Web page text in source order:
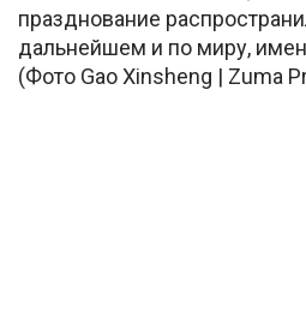
празднование
дальнейшем и по миру,
(Фото Gao Xinsheng | Zuma